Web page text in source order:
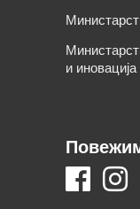
и иновација